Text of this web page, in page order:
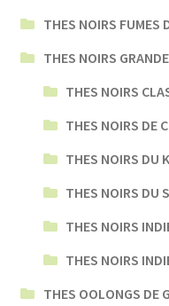
THES NOIRS FUMES
THES NOIRS
THES NOIRS
THES NOIRS DE
THES NOIRS DU
THES NOIRS DU
THES NOIRS
THES NOIRS
THES OOLONGS DE